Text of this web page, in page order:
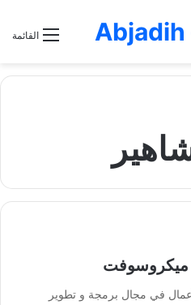
القائمة
ميكروسوفت
في مجال برمجة و تطوير